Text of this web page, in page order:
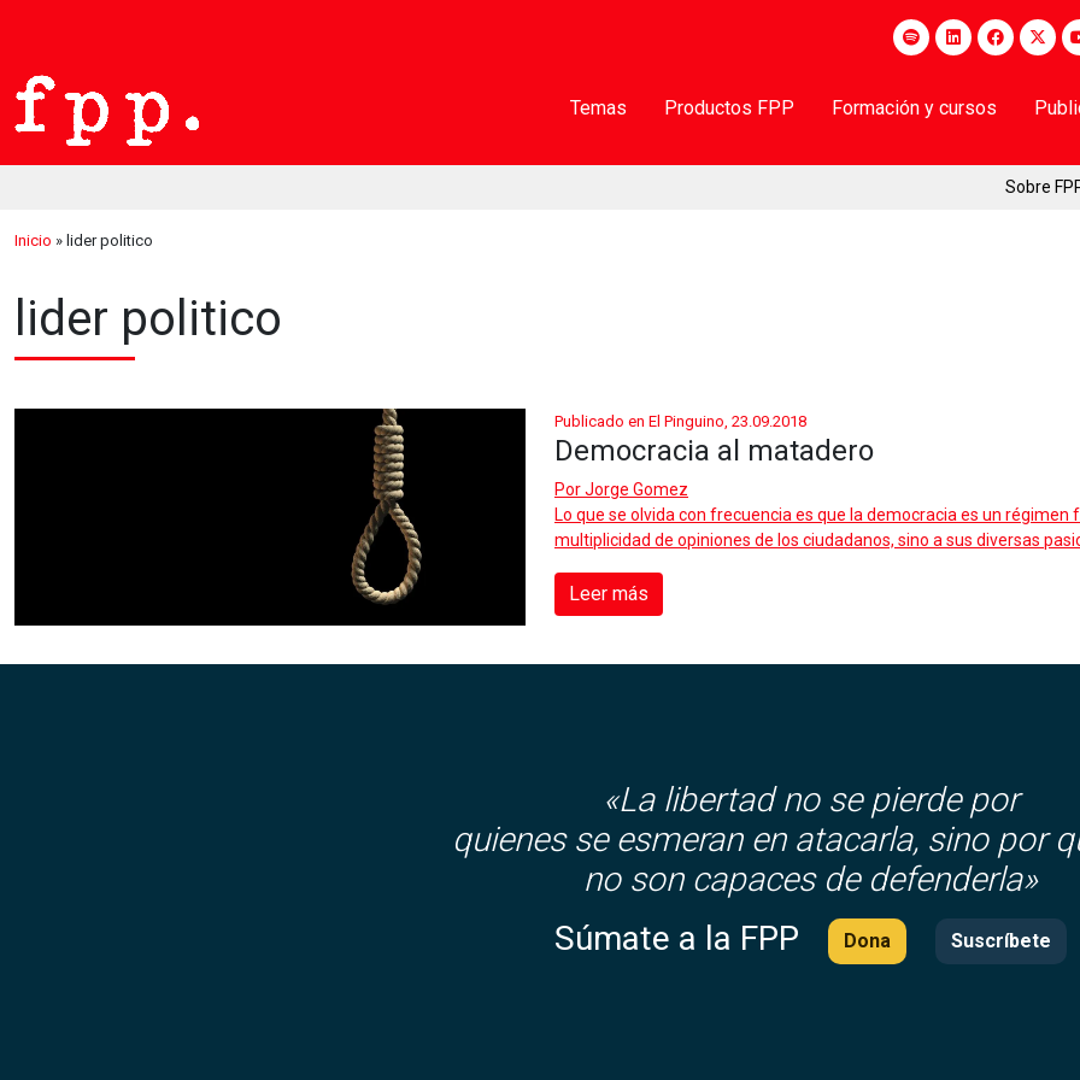
Temas Productos FPP Formación y cursos
Sobre
Inicio » lider politico
lider politico
Publicado en El Pinguino, 23.09.2018
Democracia al matadero
PorJorge Gomez
Lo que se olvida con frecuencia es que la democracia es un
multiplicidad de opiniones de los ciudadanos, sino a sus diversas
Leer más
«La libertad no se pierde por
quienes se esmeran en atacarla, sino por
no son capaces de defenderla»
Súmate a la FPP
Dona Suscríbete